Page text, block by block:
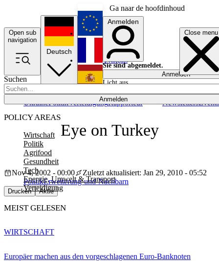
Ga naar de hoofdinhoud
Open sub
navigation
Close menu
Suchen
Anmelden
POLICY AREAS
Wirtschaft
Politik
Agrifood
Gesundheit
Tech
Energie, Umwelt & Transport
Verteidigung
UkrainePolitikVerteidigungRapporteur NewslettersEvents
Deutsch
English
Français
Anmelden
Sie sind abgemeldet.
Anmelden
Licht aus
Eye on Turkey
Nov 4, 2002 - 00:00
Zuletzt aktualisiert: Jan 29, 2010 - 05:52
PolitikErweiterung-und-Nachbarn
Drucken Aktie
MEIST GELESEN
Europäer machen aus den vorgeschlagenen Euro-Banknoten
WIRTSCHAFT